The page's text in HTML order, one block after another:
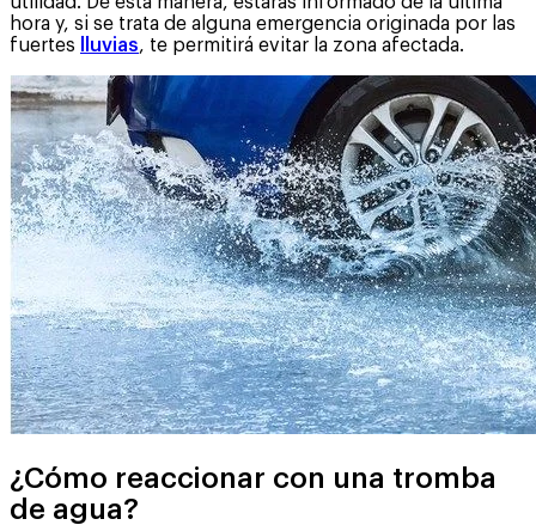
hora y, si se trata de alguna emergencia originada por las
fuertes
lluvias, te permitirá evitar la zona afectada.
¿Cómo reaccionar con una tromba
de agua?